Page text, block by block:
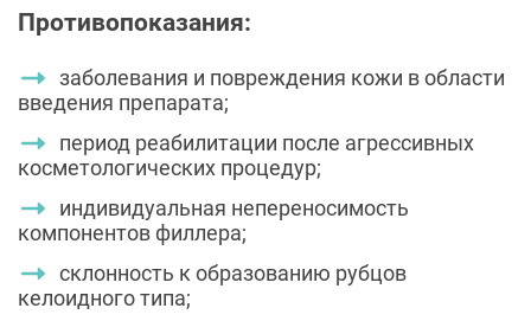
Противопоказания:
заболевания и повреждения кожи в области
введения препарата;
период реабилитации после агрессивных
косметологических процедур;
индивидуальная непереносимость
компонентов филлера;
склонность к образованию рубцов
келоидного типа;